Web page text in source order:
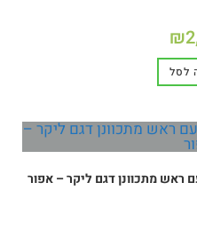
₪
לסל
ראש מתכוונן דגם ליקר – אפור